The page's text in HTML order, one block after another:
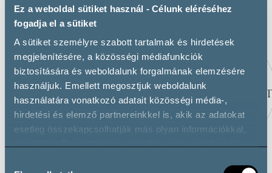
Ez a weboldal sütiket használ - Célunk eléréséhez
fogadja el a sütiket
A sütiket személyre szabott tartalmak és hirdetések
megjelenítésére, a közösségi médiafunkciók
biztosítására és weboldalunk forgalmának elemzésére
használjuk. Emellett megosztjuk weboldalunk
használatára vonatkozó adatait közösségi média-,
hirdetési és elemző partnereinkkel is, akik az adatokat
esetleg összekapcsolhatják más olyan információkkal,
BAKOS PINCÉSZET,